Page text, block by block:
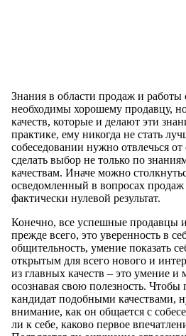
Знания в области продаж и работы
необходимы хорошему продавцу,
качеств, которые и делают эти
практике, ему никогда не стать
собеседовании нужно отвлечься
сделать выбор не только по
качествам. Иначе можно
осведомленный в вопросах
фактически нулевой результат.
Конечно, все успешные продавцы
прежде всего, это уверенность в
общительность, умение показать
открытым для всего нового и
из главных качеств – это умение и
осознавая свою полезность. Чтобы
кандидат подобными качествами,
внимание, как он общается с
ли к себе, каково первое